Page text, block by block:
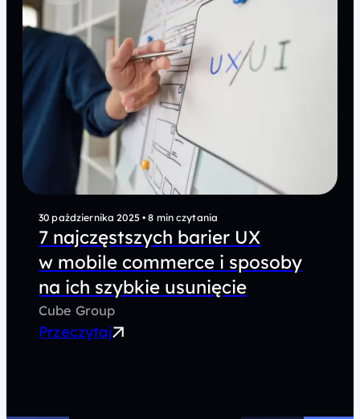
30 października 2025 • 8 min czytania
7 najczęstszych barier UX
w mobile commerce i sposoby
na ich szybkie usunięcie
Cube Group
Przeczytaj